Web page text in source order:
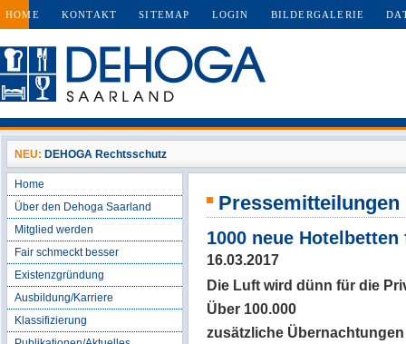
HOME KONTAKT SITEMAP LOGIN BILDERGALERIE
NEU: DEHOGA Rechtsschutz
Home
Über den Dehoga Saarland
Mitglied werden
Fair schmeckt besser
Existenzgründung
Ausbildung/Karriere
Klassifizierung
Pressemitteilungen
1000 neue
16.03.2017
Die Luft wird dünn für die
Über 100.000
zusätzliche